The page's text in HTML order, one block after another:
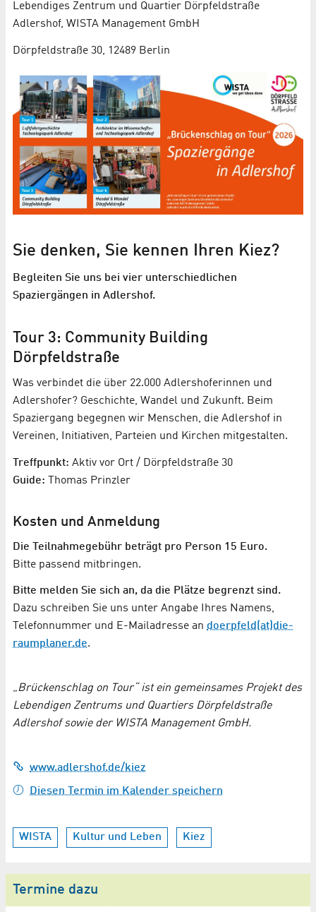
Lebendiges Zentrum und Quartier Dörpfeldstraße
Adlershof, WISTA Management GmbH
Dörpfeldstraße 30, 12489 Berlin
Sie denken, Sie kennen Ihren Kiez?
Begleiten Sie uns bei vier unterschiedlichen
Spaziergängen in Adlershof.
Tour 3: Community Building
Dörpfeldstraße
Was verbindet die über 22.000 Adlershoferinnen und
Adlershofer? Geschichte, Wandel und Zukunft. Beim
Spaziergang begegnen wir Menschen, die Adlershof in
Vereinen, Initiativen, Parteien und Kirchen mitgestalten.
Treffpunkt: Aktiv vor Ort / Dörpfeldstraße 30
Guide: Thomas Prinzler
Kosten und Anmeldung
Die Teilnahmegebühr beträgt pro Person 15 Euro.
Bitte passend mitbringen.
Bitte melden Sie sich an, da die Plätze begrenzt sind.
Dazu schreiben Sie uns unter Angabe Ihres Namens,
Telefonnummer und E-Mailadresse an doerpfeld(at)die-
raumplaner.de.
„Brückenschlag on Tour“ ist ein gemeinsames Projekt des
Lebendigen Zentrums und Quartiers Dörpfeldstraße
Adlershof sowie der WISTA Management GmbH.
www.adlershof.de/kiez
Diesen Termin im Kalender speichern
WISTA Kultur und Leben Kiez
Termine dazu